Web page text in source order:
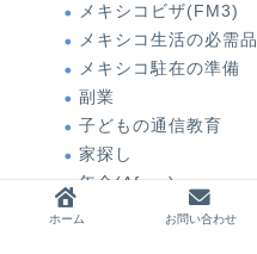
メキシコビザ(FM3)
メキシコ生活の必需品
メキシコ駐在の準備
副業
子どもの通信教育
家探し
年金(Afore)
現地採用
ホーム お問い合わせ